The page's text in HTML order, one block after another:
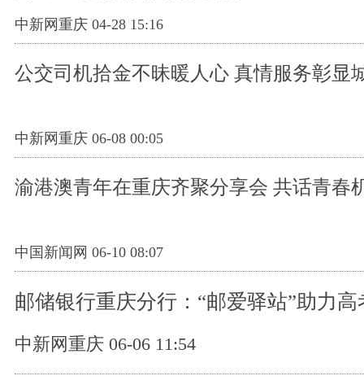
中新网重庆 04-28 15:16
公交司机拾金不昧暖人心 真情服务彰显
中新网重庆 06-08 00:05
渝港澳青年在重庆齐聚分享会 共话青春
中国新闻网 06-10 08:07
邮储银行重庆分行：“邮爱驿站”助力高
中新网重庆 06-06 11:54